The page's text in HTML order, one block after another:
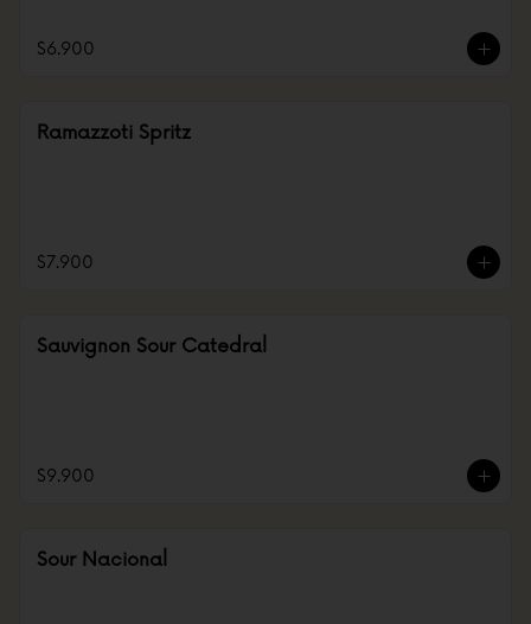
$6.900
Ramazzoti Spritz
$7.900
Sauvignon Sour Catedral
$9.900
Sour Nacional